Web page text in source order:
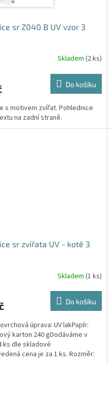
sr Z040 B UV vzor 3
Skladem (2 ks)
Do košíku
s motivem zvířat. Pohlednice
na zadní straně.
sr zvířata UV - kotě 3
Skladem (1 ks)
Do košíku
úprava: UV lakPapír:
karton 240 gDodáváme v
ks dle skladové
cena je za 1 ks. Rozměr: